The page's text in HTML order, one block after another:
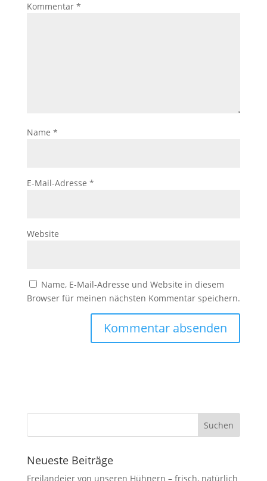
Kommentar *
Name *
E-Mail-Adresse *
Website
Name, E-Mail-Adresse und Website in diesem
Browser für meinen nächsten Kommentar speichern.
Neueste Beiträge
Freilandeier von unseren Hühnern – frisch, natürlich